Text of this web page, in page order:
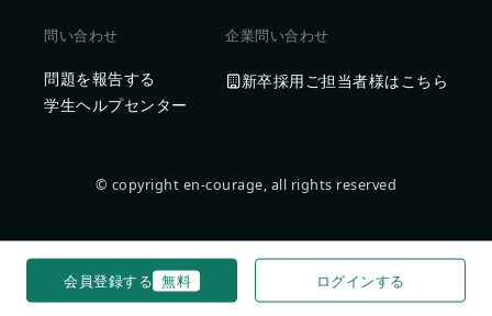
問い合わせ
問題を報告する
学生ヘルプセンター
企業問い合わせ
新卒採用ご担当者様はこちら
© copyright en-courage, all rights reserved
会員登録する 無料 ログインする